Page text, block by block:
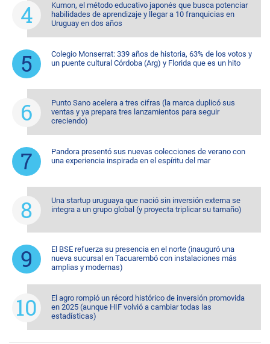
Kumon, el método educativo japonés que busca potenciar
habilidades de aprendizaje y llegar a 10 franquicias en
Uruguay en dos años
Colegio Monserrat: 339 años de historia, 63% de los votos y
un puente cultural Córdoba (Arg) y Florida que es un hito
Punto Sano acelera a tres cifras (la marca duplicó sus
ventas y ya prepara tres lanzamientos para seguir
creciendo)
Pandora presentó sus nuevas colecciones de verano con
una experiencia inspirada en el espíritu del mar
Una startup uruguaya que nació sin inversión externa se
integra a un grupo global (y proyecta triplicar su tamaño)
El BSE refuerza su presencia en el norte (inauguró una
nueva sucursal en Tacuarembó con instalaciones más
amplias y modernas)
El agro rompió un récord histórico de inversión promovida
en 2025 (aunque HIF volvió a cambiar todas las
estadísticas)